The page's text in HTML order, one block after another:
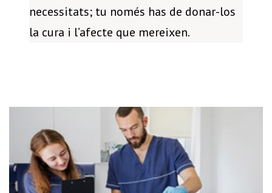
necessitats; tu només has de donar-los
la cura i l’afecte que mereixen.